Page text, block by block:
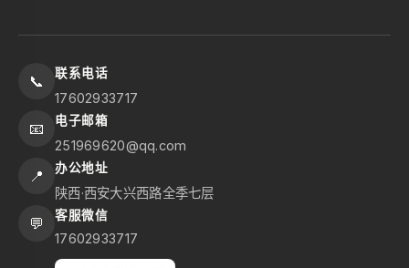
📞 联系电话
17602933717
📧 电子邮箱
251969620@qq.com
📍 办公地址
陕西·西安大兴西路全季七层
💬 客服微信
17602933717